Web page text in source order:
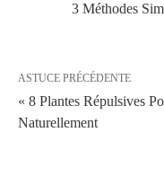
3 Méthodes
ASTUCE PRÉCÉDENTE
« 8 Plantes Répulsives
Naturellement